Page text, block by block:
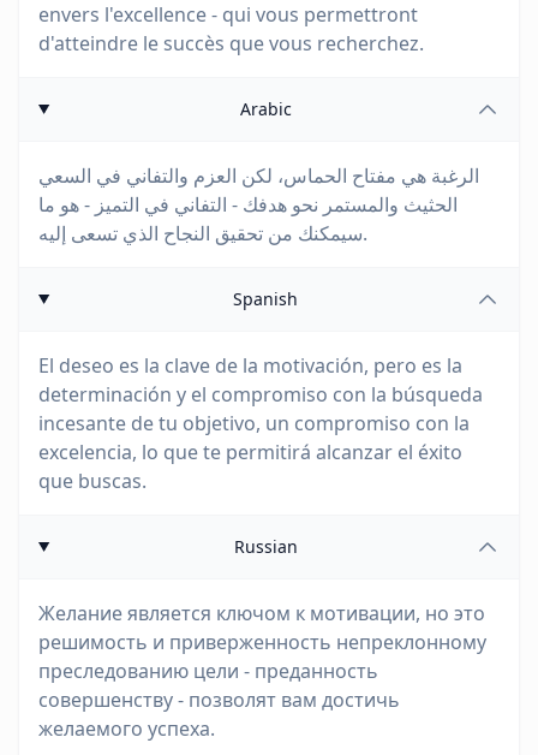
envers l'excellence - qui vous permettront
d'atteindre le succès que vous recherchez.
Arabic
الرغبة هي مفتاح الحماس، لكن العزم والتفاني في السعي
الحثيث والمستمر نحو هدفك - التفاني في التميز - هو ما
سيمكنك من تحقيق النجاح الذي تسعى إليه.
Spanish
El deseo es la clave de la motivación, pero es la
determinación y el compromiso con la búsqueda
incesante de tu objetivo, un compromiso con la
excelencia, lo que te permitirá alcanzar el éxito
que buscas.
Russian
Желание является ключом к мотивации, но это
решимость и приверженность непреклонному
преследованию цели - преданность
совершенству - позволят вам достичь
желаемого успеха.